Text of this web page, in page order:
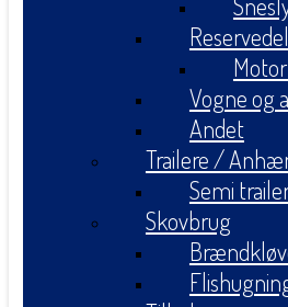
Vogne og
Andet
Trailere /
Semi
Skovbrug